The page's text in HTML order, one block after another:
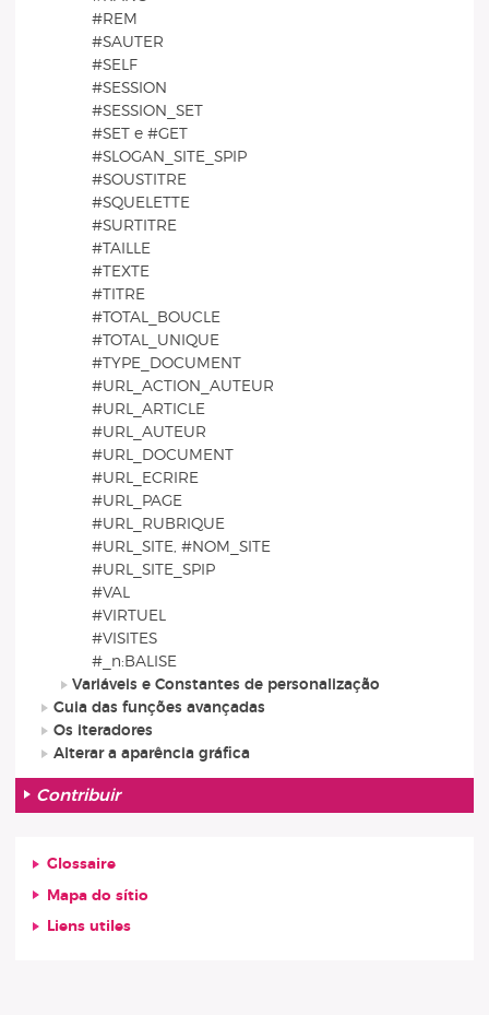
#REM
#SAUTER
#SELF
#SESSION
#SESSION_SET
#SET e #GET
#SLOGAN_SITE_SPIP
#SOUSTITRE
#SQUELETTE
#SURTITRE
#TAILLE
#TEXTE
#TITRE
#TOTAL_BOUCLE
#TOTAL_UNIQUE
#TYPE_DOCUMENT
#URL_ACTION_AUTEUR
#URL_ARTICLE
#URL_AUTEUR
#URL_DOCUMENT
#URL_ECRIRE
#URL_PAGE
#URL_RUBRIQUE
#URL_SITE, #NOM_SITE
#URL_SITE_SPIP
#VAL
#VIRTUEL
#VISITES
#_n:BALISE
Variáveis e Constantes de personalização
Guia das funções avançadas
Os iteradores
Alterar a aparência gráfica
Contribuir
Glossaire
Mapa do sítio
Liens utiles